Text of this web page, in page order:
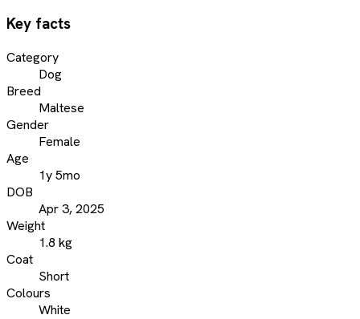
Key facts
Category
Dog
Breed
Maltese
Gender
Female
Age
1y 5mo
DOB
Apr 3, 2025
Weight
1.8 kg
Coat
Short
Colours
White